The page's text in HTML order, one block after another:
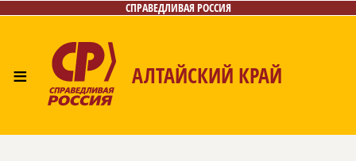
СПРАВЕДЛИВАЯ РОССИЯ
≡ АЛТАЙСКИЙ КРАЙ